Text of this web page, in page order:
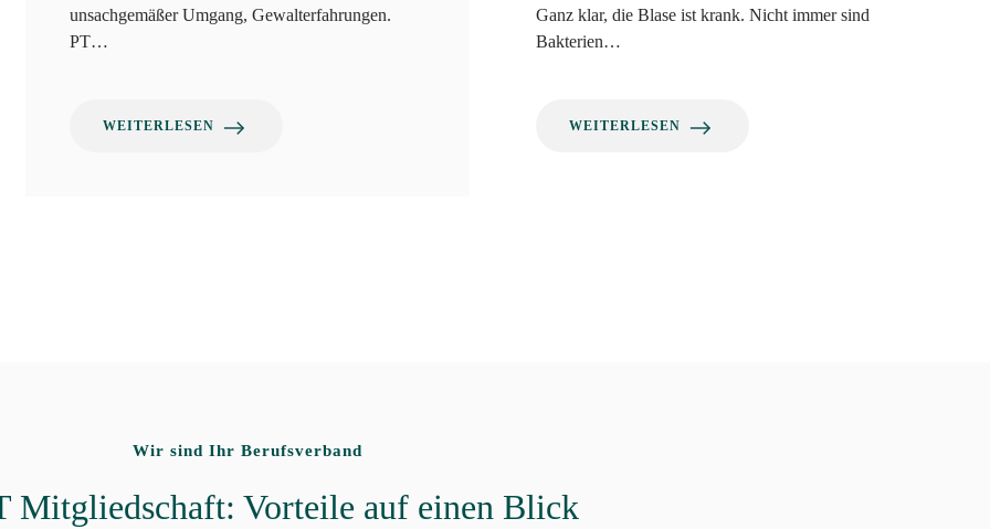
unsachgemäßer Umgang, Gewalterfahrungen.
PT…
WEITERLESEN
Ganz klar, die Blase ist krank. Nicht immer sind
Bakterien…
WEITERLESEN
Wir sind Ihr Berufsverband
Mitgliedschaft: Vorteile auf einen Blick